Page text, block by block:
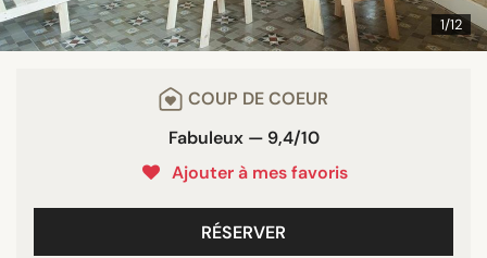
1/12
COUP DE COEUR
Fabuleux — 9,4/10
Ajouter à mes favoris
RÉSERVER